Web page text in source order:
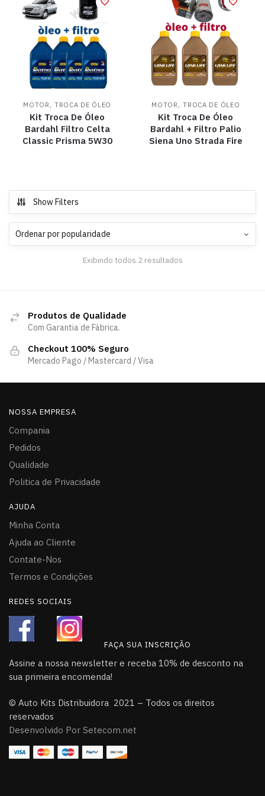
MOTOR ,TROCA DE ÓLEO
Kit Troca De Óleo
Bardahl Filtro Celta
Classic Prisma 5W30
MOTOR ,TROCA DE ÓLEO
Kit Troca De Óleo
Bardahl + Filtro Palio
Siena Uno Strada Fire
Show Filters
Exibindo todos 2 resultados
Produtos de Qualidade
Com Garantia de Fábrica.
Checkout 100% Seguro
Mercado Pago / Mastercard / Visa
NOSSA EMPRESA
Compania
Pedidos
Qualidade
Politica de Privacidade
AJUDA
Minha Conta
Ajuda ao Cliente
Contate-Nos
Termos e Condições
REDES SOCIAIS
FAÇA SUA INSCRIÇÃO
Assine a nossa newsletter e receba 10% de desconto na
sua primeira encomenda!
© Auto Kits Distribuidora 2021 – Todos os direitos
reservados
Desenvolvido Por Setecom.net